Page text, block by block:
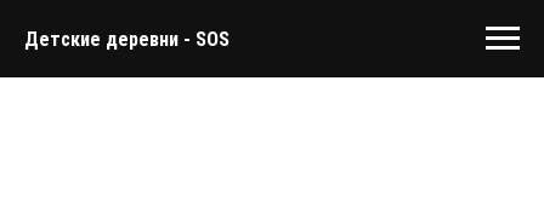
Детские деревни - SOS